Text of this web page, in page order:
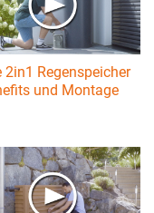
2in1 Regenspeicher
und Montage